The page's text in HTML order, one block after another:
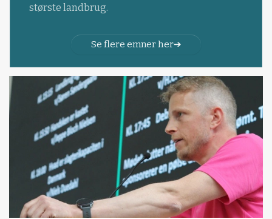
største landbrug.
Se flere emner her